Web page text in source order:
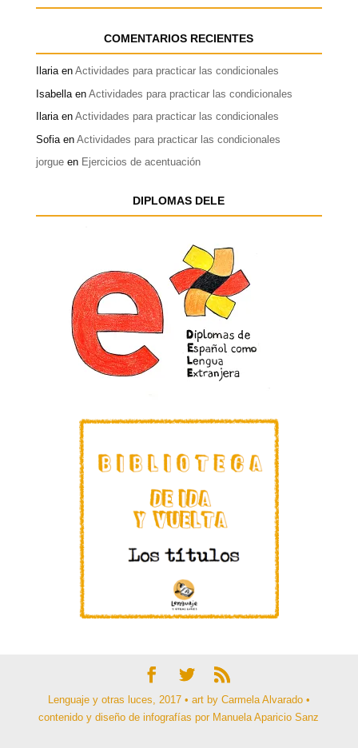
COMENTARIOS RECIENTES
Ilariaen Actividades para practicar las condicionales
Isabellaen Actividades para practicar las condicionales
Ilariaen Actividades para practicar las condicionales
Sofiaen Actividades para practicar las condicionales
jorgueen Ejercicios de acentuación
DIPLOMAS DELE
Lenguaje y otras luces, 2017 • art by Carmela Alvarado •
contenido y diseño de infografías por Manuela Aparicio Sanz